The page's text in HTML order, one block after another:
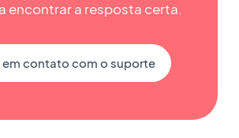
encontrar a resposta certa.
em contato com o suporte